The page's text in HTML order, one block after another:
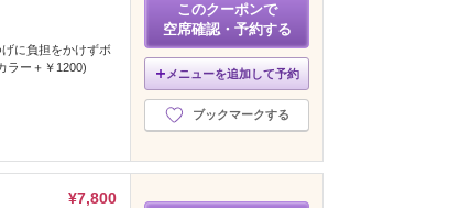
に負担をかけずボ
ラー＋￥1200)
このクーポンで
空席確認・予約する
メニューを追加して予約
ブックマークする
¥7,800